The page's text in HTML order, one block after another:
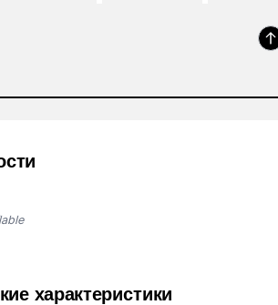
характеристики